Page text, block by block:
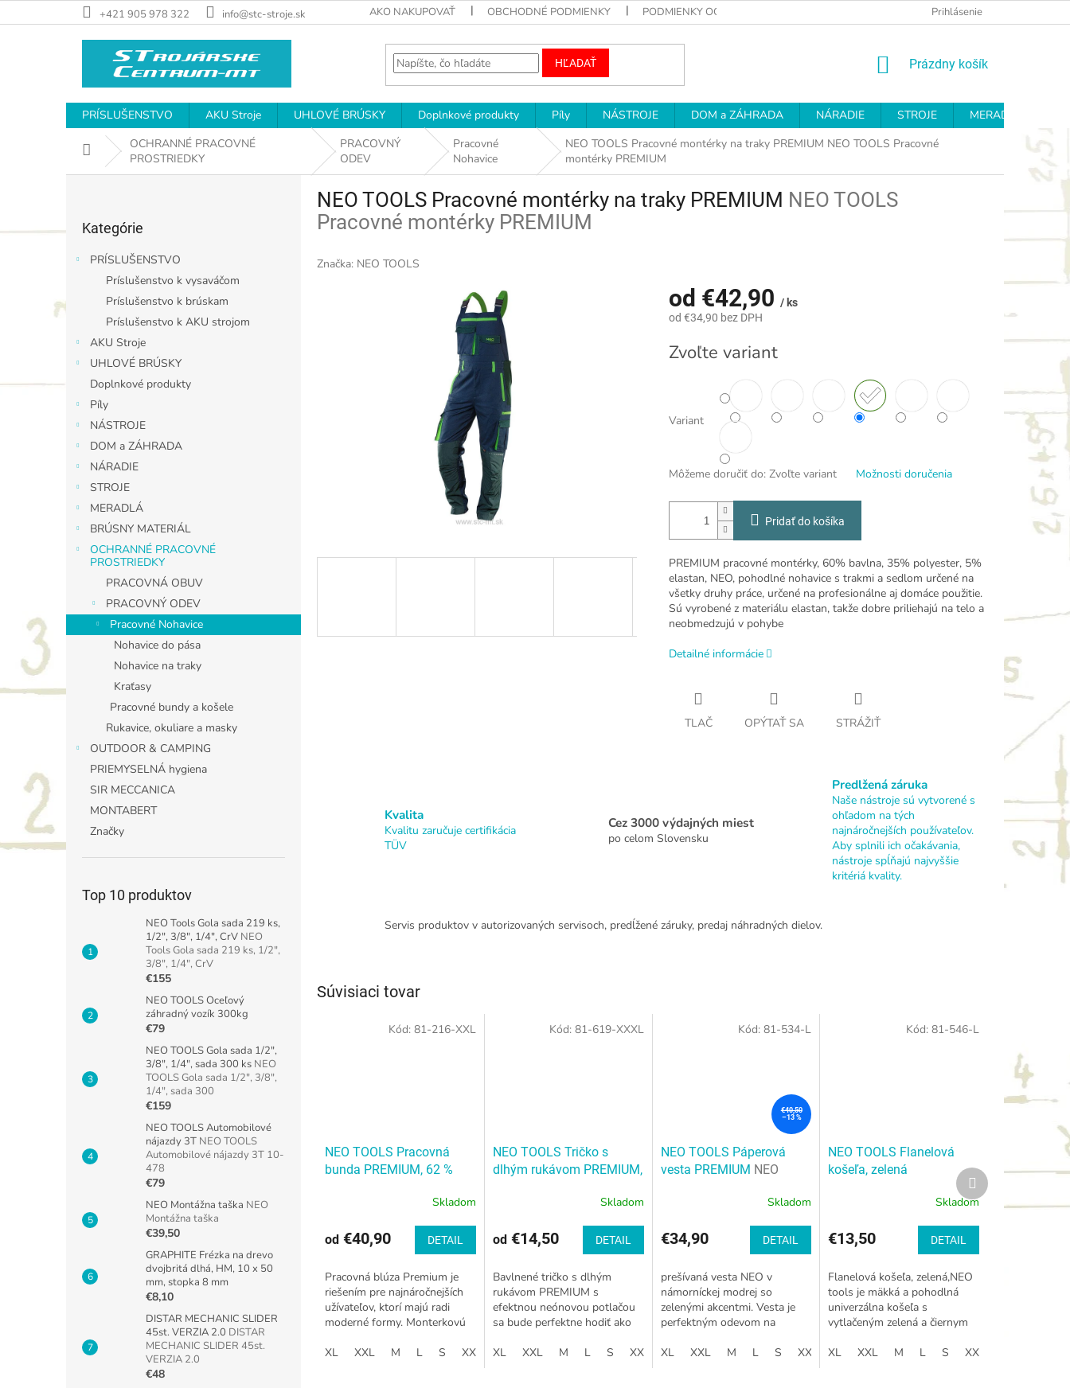
na
+421 905 978 322 info@stc-stroje.sk AKO NAKUPOVAŤ OBCHODNÉ PODMIENKY PODMIENKY OCHRANY OSOBNÝCH ÚDAJOV REKLAMAČNÝ PROTOKOL
Prihlásenie
HĽADAŤ
NÁKUPNÝ
Prázdny košík
PRÍSLUŠENSTVO AKU Stroje UHLOVÉ BRÚSKY Doplnkové produkty Píly NÁSTROJE DOM a ZÁHRADA NÁRADIE STROJE MERADLÁ
DomovOCHRANNÉ PRACOVNÉ
PROSTRIEDKY
PRACOVNÝ
ODEV
Pracovné
Nohavice
NEO TOOLS Pracovné montérky na traky PREMIUM NEO TOOLS Pracovné
montérky PREMIUM
n
n
kategórie
Kategórie
PRÍSLUŠENSTVO
Príslušenstvo k vysaváčom
Príslušenstvo k brúskam
Príslušenstvo k AKU strojom
AKU Stroje
UHLOVÉ BRÚSKY
Doplnkové produkty
Píly
NÁSTROJE
DOM a ZÁHRADA
NÁRADIE
STROJE
MERADLÁ
BRÚSNY MATERIÁL
OCHRANNÉ PRACOVNÉ
PROSTRIEDKY
PRACOVNÁ OBUV
PRACOVNÝ ODEV
Pracovné Nohavice
Nohavice do pása
Nohavice na traky
Kraťasy
Pracovné bundy a košele
Rukavice, okuliare a masky
OUTDOOR & CAMPING
PRIEMYSELNÁ hygiena
SIR MECCANICA
MONTABERT
Značky
Top 10 produktov
NEO Tools Gola sada 219 ks,
1/2", 3/8", 1/4", CrV NEO
Tools Gola sada 219 ks, 1/2",
3/8", 1/4", CrV
€155
NEO TOOLS Oceľový
záhradný vozík 300kg
€79
NEO TOOLS Gola sada 1/2",
3/8", 1/4", sada 300 ks NEO
TOOLS Gola sada 1/2", 3/8",
1/4", sada 300
€159
NEO TOOLS Automobilové
nájazdy 3T NEO TOOLS
Automobilové nájazdy 3T 10-
478
€79
NEO Montážna taška NEO
Montážna taška
€39,50
GRAPHITE Frézka na drevo
dvojbritá dlhá, HM, 10 x 50
mm, stopka 8 mm
€8,10
DISTAR MECHANIC SLIDER
45st. VERZIA 2.0 DISTAR
MECHANIC SLIDER 45st.
VERZIA 2.0
€48
NEO TOOLS Pracovné montérky na traky PREMIUM NEO TOOLS
Pracovné montérky PREMIUM
Značka: NEO TOOLS
od €42,90 / ks
od €34,90 bez DPH
cena:
Zvoľte variant
Variant
Môžeme doručiť do: Zvoľte variant Možnosti doručenia
Pridať do košíka
PREMIUM pracovné montérky, 60% bavlna, 35% polyester, 5%
elastan, NEO, pohodlné nohavice s trakmi a sedlom určené na
všetky druhy práce, určené na profesionálne aj domáce použitie.
Sú vyrobené z materiálu elastan, takže dobre priliehajú na telo a
neobmedzujú v pohybe
Detailné informácie
TLAČ OPÝTAŤ SA STRÁŽIŤ
Kvalita
Kvalitu zaručuje certifikácia
TÜV
Cez 3000 výdajných miest
po celom Slovensku
Predlžená záruka
Naše nástroje sú vytvorené s
ohľadom na tých
najnáročnejších používateľov.
Aby splnili ich očakávania,
nástroje spĺňajú najvyššie
kritériá kvality.
Servis produktov v autorizovaných servisoch, predĺžené záruky, predaj náhradných dielov.
Súvisiaci tovar
NEO TOOLS Pracovná
bunda PREMIUM, 62 %
NEO TOOLS
PREMIUM, 62 % bavlna, 35
% polyester, 3 % elastan
Skladom
od €40,90 DETAIL
Pracovná blúza Premium je
riešením pre najnáročnejších
užívateľov, ktorí majú radi
moderné formy. Monterkovú
a technologický tím. Produkt
XL XXL M L S XXXL
Kód: 81-216-XXL
NEO TOOLS Tričko s
dlhým rukávom PREMIUM,
Tričko s dlhým rukávom
Skladom
od€14,50 DETAIL
Bavlnené tričko s dlhým
rukávom PREMIUM s
efektnou neónovou potlačou
sa bude perfektne hodiť ako
bežné nosenie. Ležérne, ľahko
XL XXL M L S XXXL
Kód: 81-619-XXXL
€40,50
–13 %
NEO TOOLS Páperová
vesta PREMIUM NEO
Skladom
€34,90 DETAIL
prešívaná vesta NEO v
námorníckej modrej so
zelenými akcentmi. Vesta je
perfektným odevom na
že je ľahké a teplé. Je vhodný
XL XXL M L S XXXL
Kód:81-534-L
NEO TOOLS Flanelová
košeľa, zelená
Skladom
€13,50 DETAIL
Flanelová košeľa, zelená,NEO
tools je mäkká a pohodlná
univerzálna košeľa s
vytlačeným zelená a čiernym
mimoriadne odolný spôsob
XL XXL M L S XXXL
Kód: 81-546-L
Ďalší
produkt